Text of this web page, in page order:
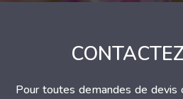
Pour toutes demandes de devis